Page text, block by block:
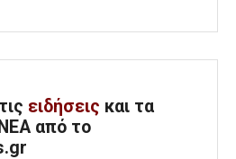
ειδήσεις και τα
από το